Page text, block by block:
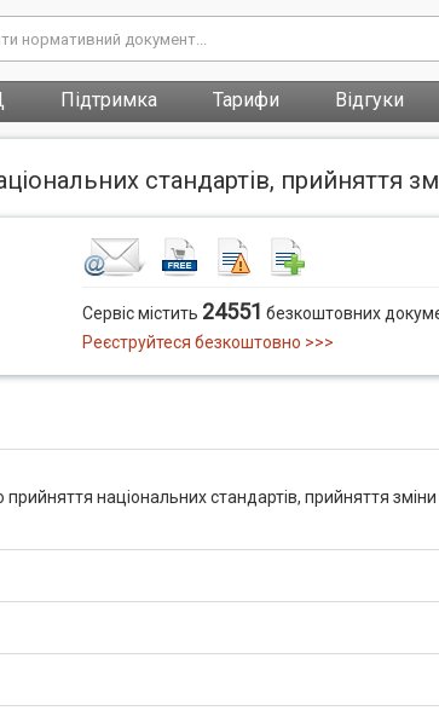
Підтримка Тарифи Відгуки
стандартів, прийняття
Сервіс містить 24551 безкоштовних
Реєструйтеся безкоштовно >>>
національних стандартів, прийняття